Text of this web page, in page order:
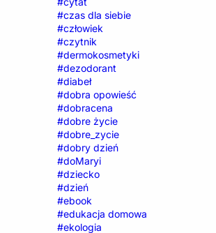
#czas dla siebie
#człowiek
#czytnik
#dermokosmetyki
#dezodorant
#diabeł
#dobra opowieść
#dobracena
#dobre życie
#dobre_zycie
#dobry dzień
#doMaryi
#dziecko
#dzień
#ebook
#edukacja domowa
#ekologia